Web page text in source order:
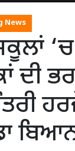
News
‘ਚ
ਦੀ